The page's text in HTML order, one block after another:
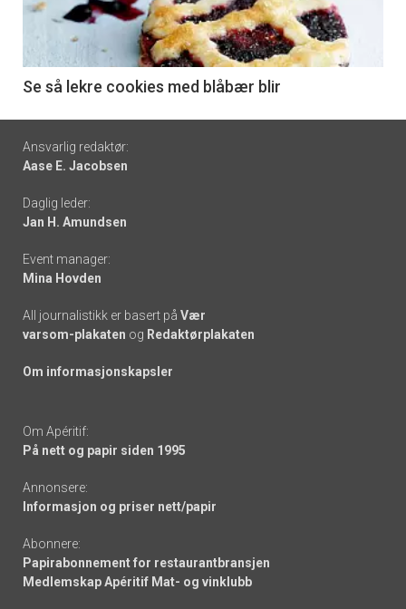
nå
6
Se så lekre cookies med blåbær blir
Footer
-
links
Ansvarlig redaktør:
Aase E. Jacobsen
Daglig leder:
Jan H. Amundsen
Event manager:
Mina Hovden
All journalistikk er basert på Vær
varsom-plakaten og Redaktørplakaten
Om informasjonskapsler
Om Apéritif:
På nett og papir siden 1995
Annonsere:
Informasjon og priser nett/papir
Abonnere:
Papirabonnement for restaurantbransjen
Medlemskap Apéritif Mat- og vinklubb